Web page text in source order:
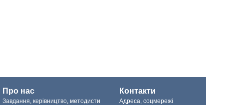
Про нас
Завдання, керівництво, методисти
Контакти
Адреса, соцмережі